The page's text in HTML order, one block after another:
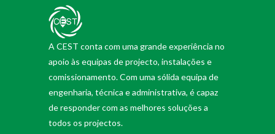
A CEST conta com uma grande experiência no
apoio às equipas de projecto, instalações e
comissionamento. Com uma sólida equipa de
engenharia, técnica e administrativa, é capaz
de responder com as melhores soluções a
todos os projectos.